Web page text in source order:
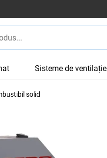
Sisteme de ventilație
solid